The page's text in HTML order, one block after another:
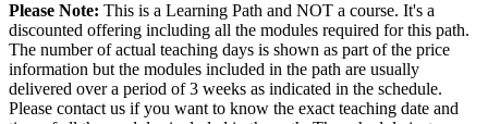
Please Note: This is a Learning Path and NOT a course. It's a
discounted offering including all the modules required for this path.
The number of actual teaching days is shown as part of the price
information but the modules included in the path are usually
delivered over a period of 3 weeks as indicated in the schedule.
Please contact us if you want to know the exact teaching date and